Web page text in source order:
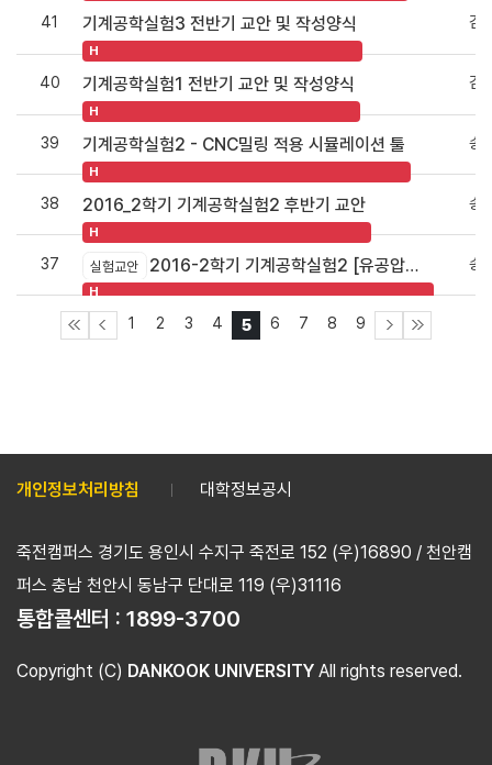
41 기계공학실험3 전반기 교안 및 작성양식
H
김
40 기계공학실험1 전반기 교안 및 작성양식
H
김
39 기계공학실험2 - CNC밀링 적용 시뮬레이션 툴
H
송
38 2016_2학기 기계공학실험2 후반기 교안
H
송
37 실험교안 2016-2학기 기계공학실험2 [유공압실험] 교안
H
송
1 2 3 4 5 6 7 8 9
개인정보처리방침 대학정보공시
죽전캠퍼스 경기도 용인시 수지구 죽전로 152 (우)16890 / 천안캠
퍼스 충남 천안시 동남구 단대로 119 (우)31116
통합콜센터 : 1899-3700
Copyright (C) DANKOOK UNIVERSITY All rights reserved.